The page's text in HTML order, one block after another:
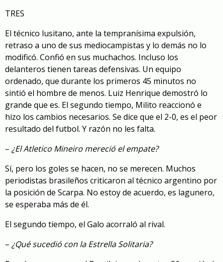
TRES
El técnico lusitano, ante la tempranísima expulsión,
retraso a uno de sus mediocampistas y lo demás no lo
modificó. Confió en sus muchachos. Incluso los
delanteros tienen tareas defensivas. Un equipo
ordenado, que durante los primeros 45 minutos no
sintió el hombre de menos. Luiz Henrique demostró lo
grande que es. El segundo tiempo, Milito reaccionó e
hizo los cambios necesarios. Se dice que el 2-0, es el peor
resultado del futbol. Y razón no les falta.
– ¿El Atletico Mineiro mereció el empate?
Sí, pero los goles se hacen, no se merecen. Muchos
periodistas brasileños criticaron al técnico argentino por
la posición de Scarpa. No estoy de acuerdo, es lagunero,
se esperaba más de él.
El segundo tiempo, el Galo acorraló al rival.
– ¿Qué sucedió con la Estrella Solitaria?